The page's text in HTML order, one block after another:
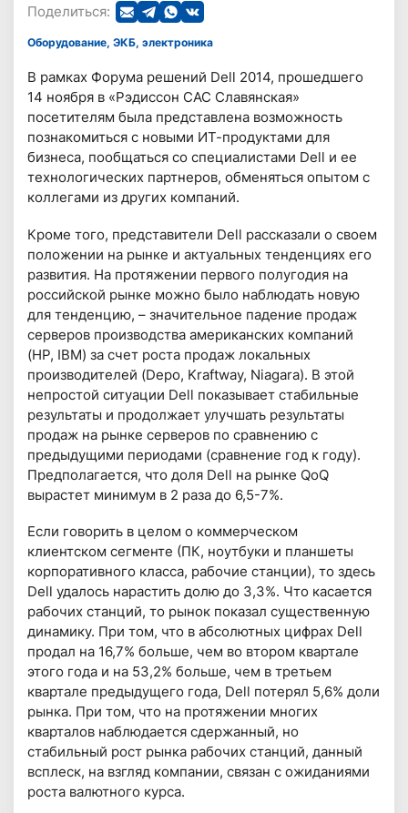
Поделиться:
Оборудование, ЭКБ, электроника
В рамках Форума решений Dell 2014, прошедшего
14 ноября в «Рэдиссон САС Славянская»
посетителям была представлена возможность
познакомиться с новыми ИТ-продуктами для
бизнеса, пообщаться со специалистами Dell и ее
технологических партнеров, обменяться опытом с
коллегами из других компаний.
Кроме того, представители Dell рассказали о своем
положении на рынке и актуальных тенденциях его
развития. На протяжении первого полугодия на
российской рынке можно было наблюдать новую
для тенденцию, – значительное падение продаж
серверов производства американских компаний
(HP, IBM) за счет роста продаж локальных
производителей (Depo, Kraftway, Niagara). В этой
непростой ситуации Dell показывает стабильные
результаты и продолжает улучшать результаты
продаж на рынке серверов по сравнению с
предыдущими периодами (сравнение год к году).
Предполагается, что доля Dell на рынке QoQ
вырастет минимум в 2 раза до 6,5-7%.
Если говорить в целом о коммерческом
клиентском сегменте (ПК, ноутбуки и планшеты
корпоративного класса, рабочие станции), то здесь
Dell удалось нарастить долю до 3,3%. Что касается
рабочих станций, то рынок показал существенную
динамику. При том, что в абсолютных цифрах Dell
продал на 16,7% больше, чем во втором квартале
этого года и на 53,2% больше, чем в третьем
квартале предыдущего года, Dell потерял 5,6% доли
рынка. При том, что на протяжении многих
кварталов наблюдается сдержанный, но
стабильный рост рынка рабочих станций, данный
всплеск, на взгляд компании, связан с ожиданиями
роста валютного курса.